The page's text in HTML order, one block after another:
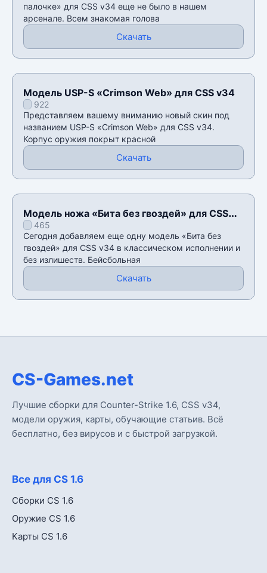
палочке» для CSS v34 еще не было в нашем
арсенале. Всем знакомая голова
Скачать
Модель USP-S «Crimson Web» для CSS v34
922
Представляем вашему вниманию новый скин под
названием USP-S «Crimson Web» для CSS v34.
Корпус оружия покрыт красной
Скачать
Модель ножа «Бита без гвоздей» для CSS
v34465
Сегодня добавляем еще одну модель «Бита без
гвоздей» для CSS v34 в классическом исполнении и
без излишеств. Бейсбольная
Скачать
CS-Games.net
Лучшие сборки для Counter-Strike 1.6, CSS v34,
модели оружия, карты, обучающие статьив. Всё
бесплатно, без вирусов и с быстрой загрузкой.
Все для CS 1.6
Сборки CS 1.6
Оружие CS 1.6
Карты CS 1.6